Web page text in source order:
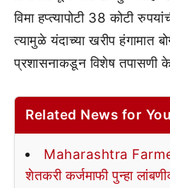
विमा हप्त्यापोटी 38 कोटी
त्यामुळे यंदाच्या खरीप हंगामात
प्रशासनाकडून विशेष तपासणी
Related News for You
Maharashtra
शेतकरी कर्जमाफी पुन्हा